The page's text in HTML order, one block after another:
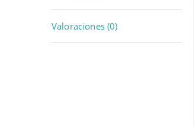
Valoraciones (0)